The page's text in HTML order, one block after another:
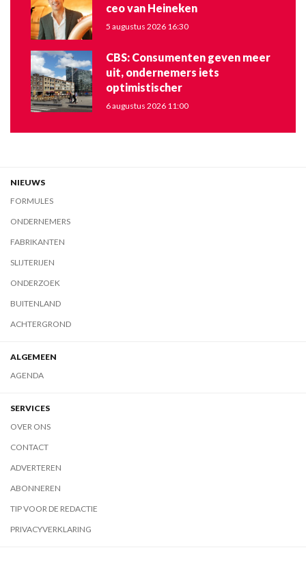
ceo van Heineken
5 augustus 2026 16:30
CBS: Consumenten geven meer
uit, ondernemers iets
optimistischer
6 augustus 2026 11:00
NIEUWS
FORMULES
ONDERNEMERS
FABRIKANTEN
SLIJTERIJEN
ONDERZOEK
BUITENLAND
ACHTERGROND
ALGEMEEN
AGENDA
SERVICES
OVER ONS
CONTACT
ADVERTEREN
ABONNEREN
TIP VOOR DE REDACTIE
PRIVACYVERKLARING